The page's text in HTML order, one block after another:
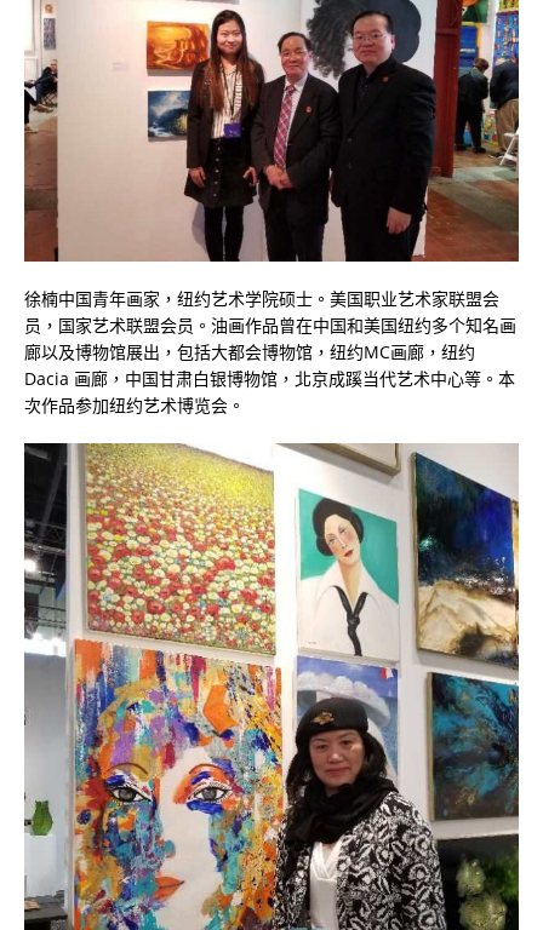
徐楠中国青年画家，纽约艺术学院硕士。美国职业艺术家联盟会
员，国家艺术联盟会员。油画作品曾在中国和美国纽约多个知名画
廊以及博物馆展出，包括大都会博物馆，纽约MC画廊，纽约
Dacia 画廊，中国甘肃白银博物馆，北京成蹊当代艺术中心等。本
次作品参加纽约艺术博览会。